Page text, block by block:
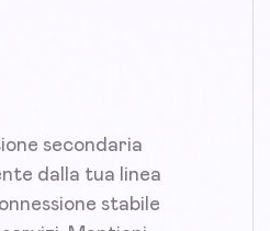
secondaria
dalla tua linea
stabile